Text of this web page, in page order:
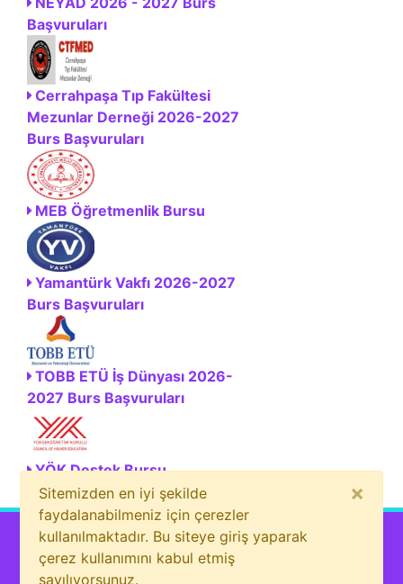
Başvuruları
Cerrahpaşa Tıp Fakültesi
Mezunlar Derneği 2026-2027
Burs Başvuruları
MEB Öğretmenlik Bursu
Yamantürk Vakfı 2026-2027
Burs Başvuruları
TOBB ETÜ İş Dünyası 2026-
2027 Burs Başvuruları
YÖK Destek Bursu
Sitemizden en iyi şekilde
faydalanabilmeniz için çerezler
kullanılmaktadır. Bu siteye giriş yaparak
çerez kullanımını kabul etmiş
sayılıyorsunuz.
×